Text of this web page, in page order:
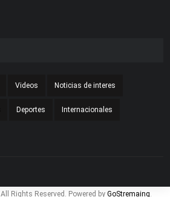
Videos Noticias de interes
Deportes Internacionales
. All Rights Reserved. Powered by GoStremaing